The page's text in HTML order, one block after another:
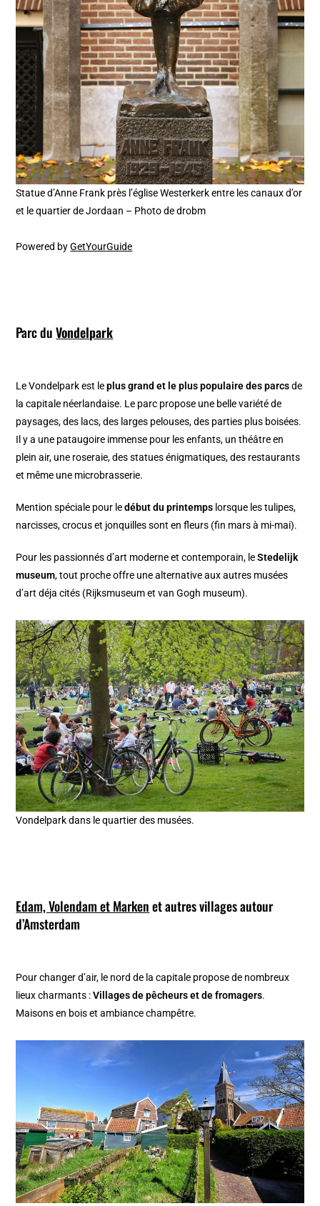
Statue d’Anne Frank près l’église Westerkerk entre les canaux d’or
et le quartier de Jordaan – Photo de drobm
Powered byGetYourGuide
Parc duVondelpark
Le Vondelpark est leplus grand et le plus populaire des parcsde
la capitale néerlandaise. Le parc propose une belle variété de
paysages, des lacs, des larges pelouses, des parties plus boisées.
Il y a une pataugoire immense pour les enfants, un théâtre en
plein air, une roseraie, des statues énigmatiques, des restaurants
et même une microbrasserie.
Mention spéciale pour ledébut du printemps lorsque les tulipes,
narcisses, crocus et jonquilles sont en fleurs (fin mars à mi-mai).
Pour les passionnés d’art moderne et contemporain, leStedelijk
museum, tout proche offre une alternative aux autres musées
d’art déja cités (Rijksmuseum et van Gogh museum).
Vondelpark dans le quartier des musées.
Edam, Volendam et Markenet autres villages autour
d’Amsterdam
Pour changer d’air, le nord de la capitale propose de nombreux
lieux charmants :Villages de pêcheurs et de fromagers.
Maisons en bois et ambiance champêtre.